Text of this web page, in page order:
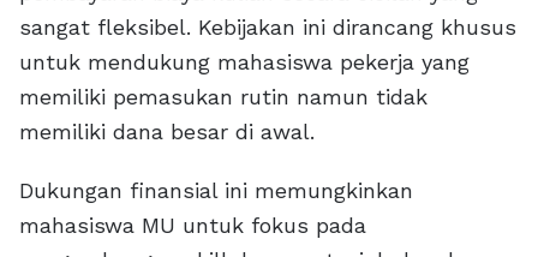
sangat fleksibel. Kebijakan ini dirancang khusus
untuk mendukung mahasiswa pekerja yang
memiliki pemasukan rutin namun tidak
memiliki dana besar di awal.
Dukungan finansial ini memungkinkan
mahasiswa MU untuk fokus pada